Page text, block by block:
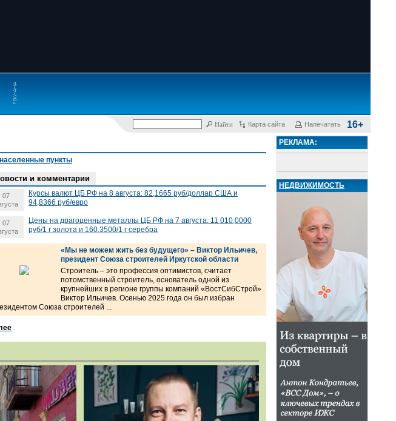
Карта сайта Напечатать 16+
пункты
и комментарии
07
Курсы валют ЦБ РФ на 8 августа: 82,1665 руб/доллар США и
94,8366 руб/евро
07
Цены на драгоценные металлы ЦБ РФ на 7 августа: 11 010,0000
руб/1 г золота и 160,3500/1 г серебра
«Мы не можем жить без будущего» – Виктор Ильичев,
президент Союза строителей Иркутской области
Строитель – это профессия оптимистов, считает
потомственный строитель, основатель одной из
крупнейших в регионе группы компаний «ВостСибСтрой»
Виктор Ильичев. Осенью 2025 года он был избран
Союза строителей ...
РЕКЛАМА:
НЕДВИЖИМОСТЬ